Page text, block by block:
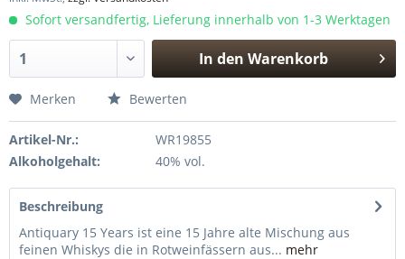
Sofort versandfertig, Lieferung innerhalb von 1-3 Werktagen
In den Warenkorb
Merken Bewerten
Artikel-Nr.:
WR19855
Alkoholgehalt:
40% vol.
Beschreibung
Antiquary 15 Years ist eine 15 Jahre alte Mischung aus
feinen Whiskys die in Rotweinfässern aus... mehr